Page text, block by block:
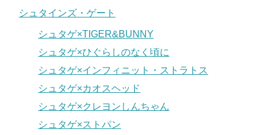
シュタインズ・ゲート
シュタゲ×TIGER&BUNNY
シュタゲ×ひぐらしのなく頃に
シュタゲ×インフィニット・ストラトス
シュタゲ×カオスヘッド
シュタゲ×クレヨンしんちゃん
シュタゲ×ストパン